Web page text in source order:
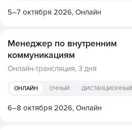
5–7 октября 2026, Онлайн
Менеджер по внутренним
коммуникациям
Онлайн-трансляция, 3 дня
ОНЛАЙН ОЧНЫЙ ДИСТАНЦИОННЫЙ
6–8 октября 2026, Онлайн